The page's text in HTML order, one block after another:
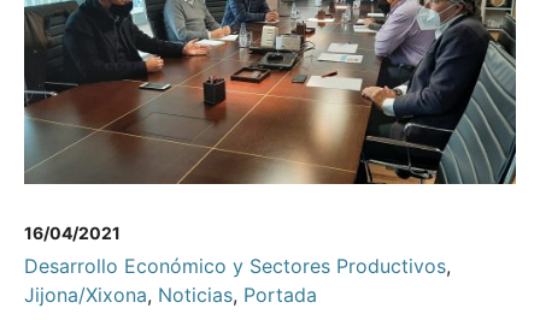
16/04/2021
Desarrollo Económico y Sectores Productivos,
Jijona/Xixona, Noticias, Portada